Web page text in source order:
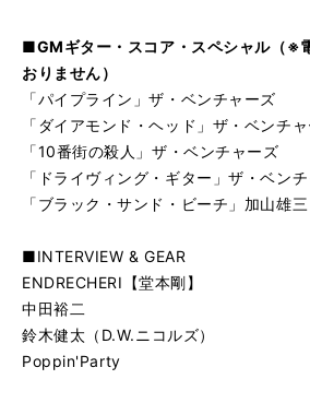
■GMギター・スコア・スペシャル（※
おりません）
「パイプライン」ザ・ベンチャーズ
「ダイアモンド・ヘッド」ザ・ベンチ
「10番街の殺人」ザ・ベンチャーズ
「ドライヴィング・ギター」ザ・ベン
「ブラック・サンド・ビーチ」加山雄三
■INTERVIEW & GEAR
ENDRECHERI【堂本剛】
中田裕二
鈴木健太（D.W.ニコルズ）
Poppin'Party